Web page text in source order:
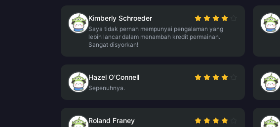
Kimberly Schroeder
Saya tidak pernah mempunyai pengalaman yang
lebih lancar dalam menambah kredit permainan.
Sangat disyorkan!
Hazel O'Connell
Sepenuhnya.
Roland Franey